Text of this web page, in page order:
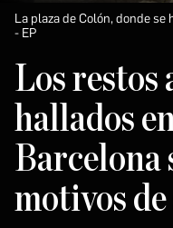
La plaza de Colón, donde
EP
Los restos
hallados
Barcelona
motivos